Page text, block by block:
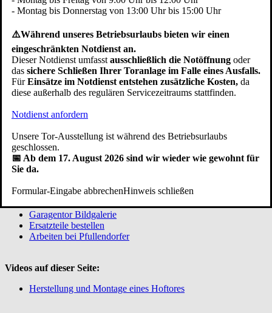
0176 10215709
Termin anfragen Preis anfragen
- Montag bis Donnerstag von 13:00 Uhr bis 15:00 Uhr
⚠️Während unseres Betriebsurlaubs bieten wir einen
eingeschränkten Notdienst an.
Dieser Notdienst umfasstausschließlich die Notöffnung oder
das sichere Schließen Ihrer Toranlage im Falle eines Ausfalls.
FürEinsätze im Notdienst entstehen zusätzliche Kosten, da
diese außerhalb des regulären Servicezeitraums stattfinden.
Notdienst anfordern
Unsere Tor-Ausstellung ist während des Betriebsurlaubs
geschlossen.
📅 Ab dem 17. August 2026 sind wir wieder wie gewohnt für
Sie da.
Formular-Eingabe abbrechenHinweis schließen
Hoftor
Pfullendorfer Tor-Systeme
GmbH & Co. KG
Kipptorstraße 1-3
88630 Pfullendorf / Aach-Linz
Telefax: +49 (0)7552 6855
E-Mail:info@pfullendorfer.de
Häufig besucht:
Torsysteme im Vergleich
Modernisieren
Garagentor Bildgalerie
Ersatzteile bestellen
Arbeiten bei Pfullendorfer
Videos auf dieser Seite:
Herstellung und Montage eines Hoftores